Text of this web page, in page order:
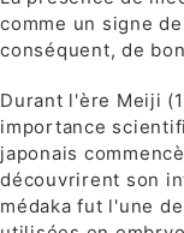
comme un signe
conséquent, de
Durant l'ère Meiji
importance
japonais
découvrirent son
médaka fut l'une